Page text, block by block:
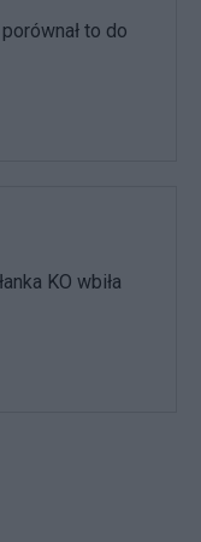
to do
KO wbiła